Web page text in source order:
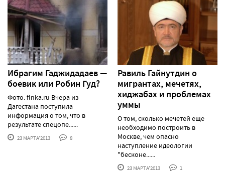
Ибрагим Гаджидадаев —
боевик или Робин Гуд?
Фото: flnka.ru Вчера из
Дагестана поступила
информация о том, что в
результате спецопе......
23 МАРТА'2013 8
Равиль Гайнутдин о
мигрантах, мечетях,
хиджабах и проблемах
уммы
О том, сколько мечетей еще
необходимо построить в
Москве, чем опасно
наступление идеологии
"бесконе......
23 МАРТА'2013 1